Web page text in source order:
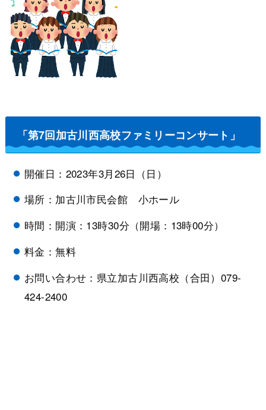
「第7回加古川西高校ファミリーコンサート」
開催日：2023年3月26日（日）
場所：加古川市民会館 小ホール
時間：開演：13時30分（開場：13時00分）
料金：無料
お問い合わせ：県立加古川西高校（合田）079-
424-2400